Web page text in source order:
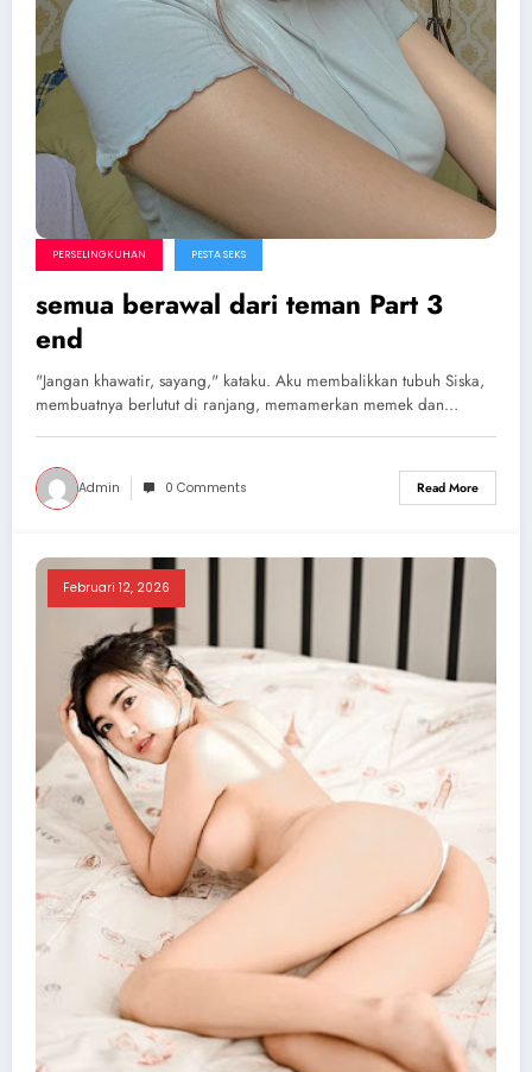
PERSELINGKUHAN PESTA SEKS
semua berawal dari teman Part 3
end
"Jangan khawatir, sayang," kataku. Aku membalikkan tubuh Siska,
membuatnya berlutut di ranjang, memamerkan memek dan…
Admin 0 Comments Read More
Februari 12, 2026